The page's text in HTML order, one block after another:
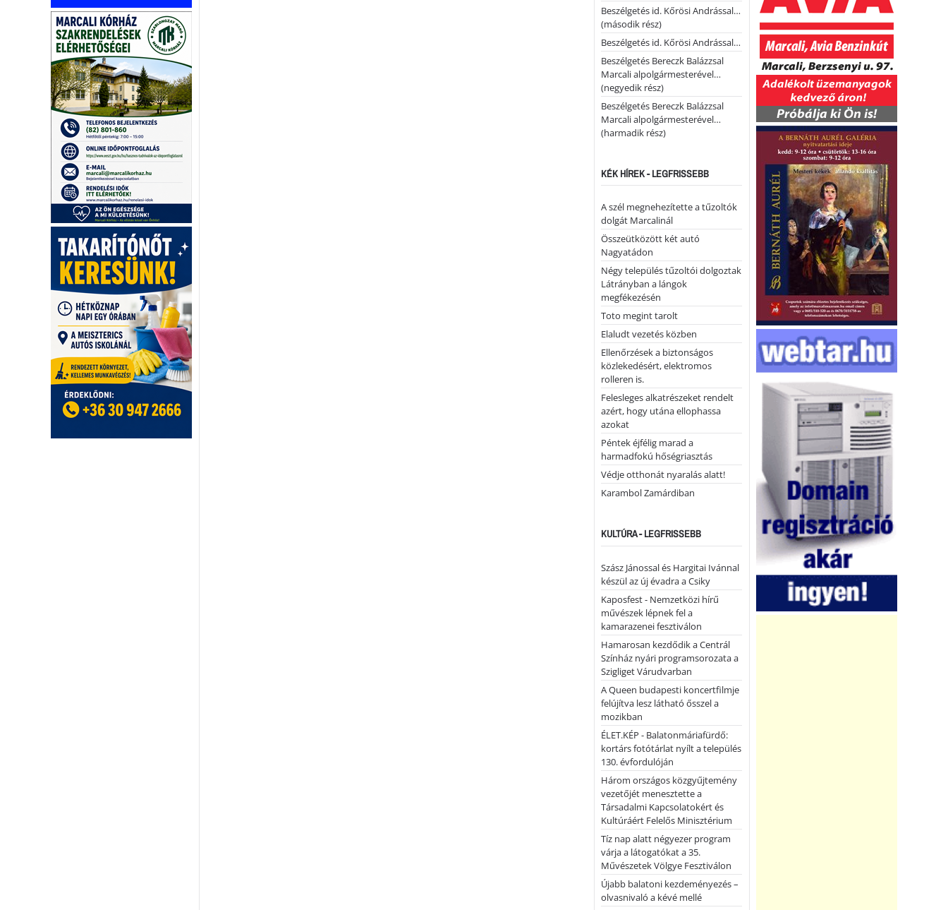
Beszélgetés id. Kőrösi Andrással…
(második rész)
Beszélgetés id. Kőrösi Andrással…
Beszélgetés Bereczk Balázzsal
Marcali alpolgármesterével…
(negyedik rész)
Beszélgetés Bereczk Balázzsal
Marcali alpolgármesterével…
(harmadik rész)
KÉK HÍREK - LEGFRISSEBB
A szél megnehezítette a tűzoltók
dolgát Marcalinál
Összeütközött két autó
Nagyatádon
Négy település tűzoltói dolgoztak
Látrányban a lángok
megfékezésén
Toto megint tarolt
Elaludt vezetés közben
Ellenőrzések a biztonságos
közlekedésért, elektromos
rolleren is.
Felesleges alkatrészeket rendelt
azért, hogy utána ellophassa
azokat
Péntek éjfélig marad a
harmadfokú hőségriasztás
Védje otthonát nyaralás alatt!
Karambol Zamárdiban
KULTÚRA - LEGFRISSEBB
Szász Jánossal és Hargitai Ivánnal
készül az új évadra a Csiky
Kaposfest - Nemzetközi hírű
művészek lépnek fel a
kamarazenei fesztiválon
Hamarosan kezdődik a Centrál
Színház nyári programsorozata a
Szigliget Várudvarban
A Queen budapesti koncertfilmje
felújítva lesz látható ősszel a
mozikban
ÉLET.KÉP - Balatonmáriafürdő:
kortárs fotótárlat nyílt a település
130. évfordulóján
Három országos közgyűjtemény
vezetőjét menesztette a
Társadalmi Kapcsolatokért és
Kultúráért Felelős Minisztérium
Tíz nap alatt négyezer program
várja a látogatókat a 35.
Művészetek Völgye Fesztiválon
Újabb balatoni kezdeményezés –
olvasnivaló a kévé mellé